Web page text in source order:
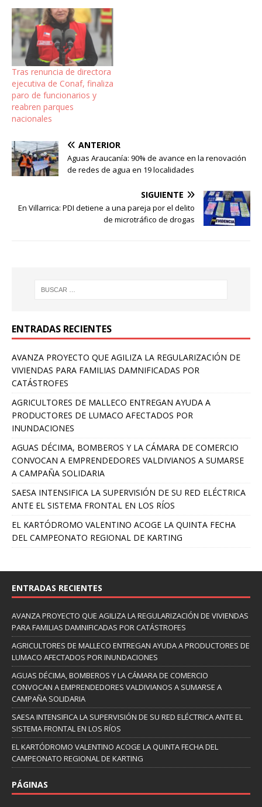
Tras renuncia de directora
ejecutiva de Conaf, finaliza
paro de funcionarios y
reabren parques
nacionales
ANTERIOR
Aguas Araucanía: 90% de avance en la renovación
de redes de agua en 19 localidades
SIGUIENTE
En Villarrica: PDI detiene a una pareja por el delito
de microtráfico de drogas
ENTRADAS RECIENTES
AVANZA PROYECTO QUE AGILIZA LA REGULARIZACIÓN DE
VIVIENDAS PARA FAMILIAS DAMNIFICADAS POR
CATÁSTROFES
AGRICULTORES DE MALLECO ENTREGAN AYUDA A
PRODUCTORES DE LUMACO AFECTADOS POR
INUNDACIONES
AGUAS DÉCIMA, BOMBEROS Y LA CÁMARA DE COMERCIO
CONVOCAN A EMPRENDEDORES VALDIVIANOS A SUMARSE
A CAMPAÑA SOLIDARIA
SAESA INTENSIFICA LA SUPERVISIÓN DE SU RED ELÉCTRICA
ANTE EL SISTEMA FRONTAL EN LOS RÍOS
EL KARTÓDROMO VALENTINO ACOGE LA QUINTA FECHA
DEL CAMPEONATO REGIONAL DE KARTING
ENTRADAS RECIENTES
AVANZA PROYECTO QUE AGILIZA LA REGULARIZACIÓN DE VIVIENDAS
PARA FAMILIAS DAMNIFICADAS POR CATÁSTROFES
AGRICULTORES DE MALLECO ENTREGAN AYUDA A PRODUCTORES DE
LUMACO AFECTADOS POR INUNDACIONES
AGUAS DÉCIMA, BOMBEROS Y LA CÁMARA DE COMERCIO
CONVOCAN A EMPRENDEDORES VALDIVIANOS A SUMARSE A
CAMPAÑA SOLIDARIA
SAESA INTENSIFICA LA SUPERVISIÓN DE SU RED ELÉCTRICA ANTE EL
SISTEMA FRONTAL EN LOS RÍOS
EL KARTÓDROMO VALENTINO ACOGE LA QUINTA FECHA DEL
CAMPEONATO REGIONAL DE KARTING
PÁGINAS